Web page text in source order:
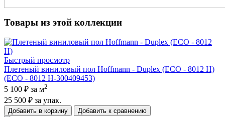
Товары из этой коллекции
Быстрый просмотр
Плетеный виниловый пол Hoffmann - Duplex (ECO - 8012 H)
(ECO - 8012 H-300409453)
5 100 ₽ за м2
25 500 ₽ за упак.
Добавить в корзину Добавить к сравнению